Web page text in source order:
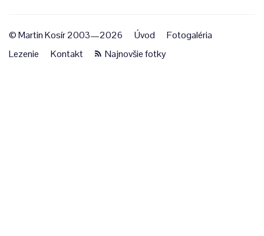
© Martin Kosír 2003—2026 Úvod
Fotogaléria
Lezenie
Kontakt Najnovšie fotky